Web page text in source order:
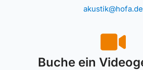
akustik@hofa.de
Buche ein